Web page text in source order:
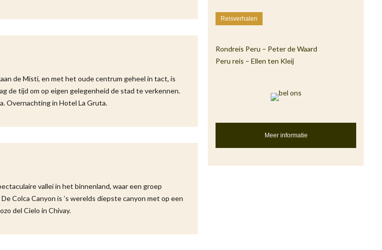
de Misti, en met het oude centrum geheel in tact, is
de tijd om op eigen gelegenheid de stad te verkennen.
Overnachting in Hotel La Gruta.
vallei in het binnenland, waar een groep
Colca Canyon is ’s werelds diepste canyon met op een
del Cielo in Chivay.
Reisverhalen
Rondreis Peru – Peter de Waard
Peru reis – Ellen ten Kleij
Meer informatie